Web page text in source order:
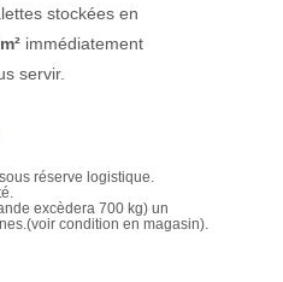
stockées en
immédiatement
servir.
réserve logistique.
excèdera 700 kg) un
condition en magasin).